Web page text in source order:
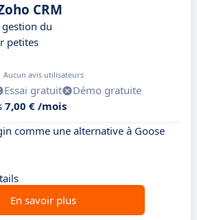
CRM
du
petites
Aucun avis utilisateurs
Essai gratuit
Démo gratuite
7,00 € /mois
comme une alternative à Goose
En savoir plus